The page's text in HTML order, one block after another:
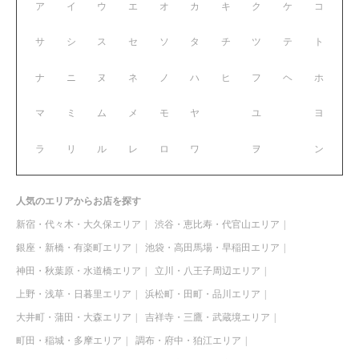
ア イ ウ エ オ
サ シ ス セ ソ
ナ ニ ヌ ネ ノ
マ ミ ム メ モ
ラ リ ル レ ロ
カ キ ク ケ コ
タ チ ツ テ ト
ハ ヒ フ ヘ ホ
ヤ ユ ヨ
ワ ヲ ン
人気のエリアからお店を探す
新宿・代々木・大久保エリア 渋谷・恵比寿・代官山エリア
銀座・新橋・有楽町エリア 池袋・高田馬場・早稲田エリア
神田・秋葉原・水道橋エリア 立川・八王子周辺エリア
上野・浅草・日暮里エリア 浜松町・田町・品川エリア
大井町・蒲田・大森エリア 吉祥寺・三鷹・武蔵境エリア
町田・稲城・多摩エリア 調布・府中・狛江エリア